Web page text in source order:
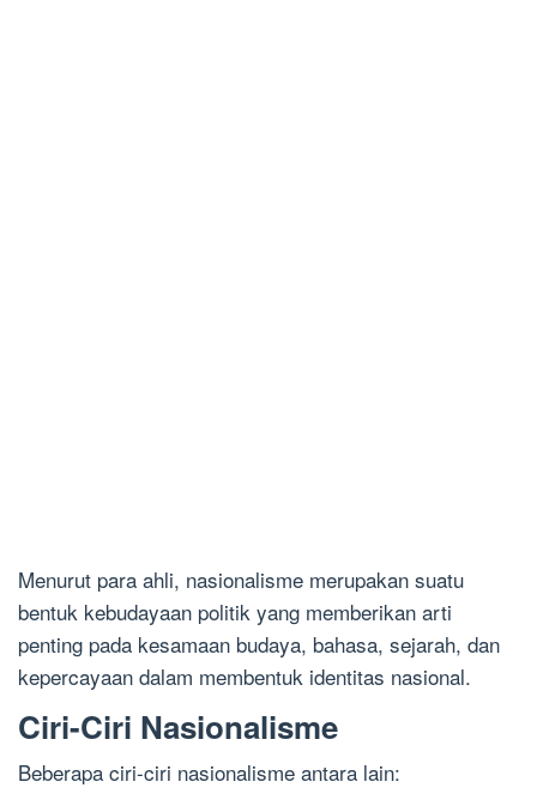
Menurut para ahli, nasionalisme merupakan suatu
bentuk kebudayaan politik yang memberikan arti
penting pada kesamaan budaya, bahasa, sejarah, dan
kepercayaan dalam membentuk identitas nasional.
Ciri-Ciri Nasionalisme
Beberapa ciri-ciri nasionalisme antara lain: